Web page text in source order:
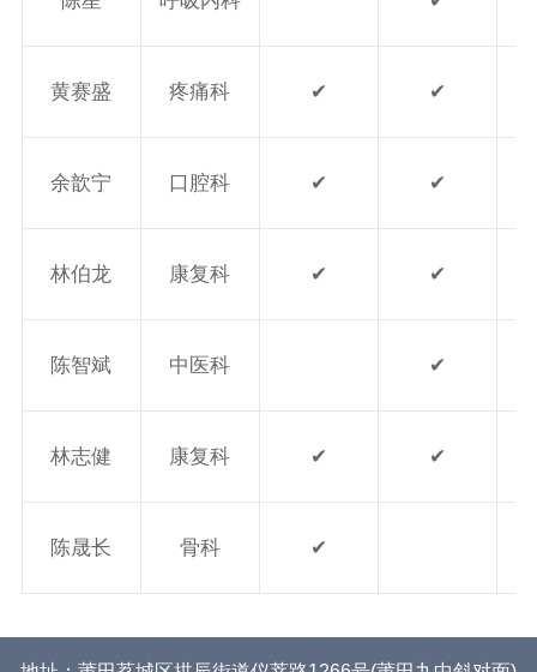
黄赛盛 疼痛科 ✔ ✔
余歆宁 口腔科 ✔ ✔
林伯龙 康复科 ✔ ✔
陈智斌 中医科 ✔
林志健 康复科 ✔ ✔
陈晟长 骨科 ✔